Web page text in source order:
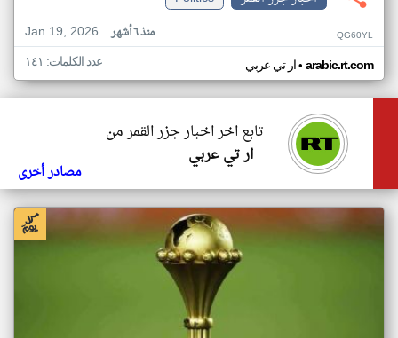
Jan 19, 2026
منذ ٦ أشهر QG60YL
ار تي عربي• arabic.rt.com عدد الكلمات: ١٤١
تابع اخر اخبار جزر القمر من
ار تي عربي
مصادر أخرى